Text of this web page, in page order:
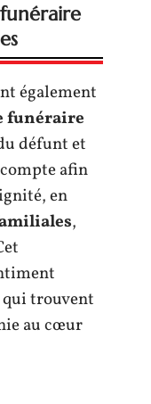
également
funéraire
défunt et
afin
en
,
qui trouvent
au cœur